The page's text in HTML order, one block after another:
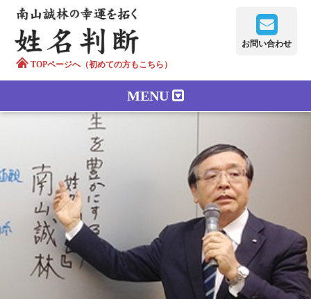
TOPページへ（初めての方もこちら）
お問い合わせ
MENU
正しい字画
南山誠林について
漢字の語源
漢字の歴史